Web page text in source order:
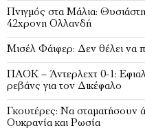
Πνιγμός στα Μάλια:
42χρονη Ολλανδή
Μισέλ Φάιφερ: Δεν θέλει να
ΠΑΟΚ – Άντερλεχτ 0-1:
ρεβάνς για τον Δικέφαλο
Γκουτέρες: Να σταματήσουν
Ουκρανία και Ρωσία